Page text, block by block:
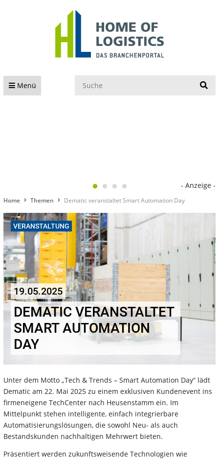
Menü
- Anzeige -
Home Themen Dematic veranstaltet Smart Automation Day
VERANSTALTUNG
19.05.2025
DEMATIC VERANSTALTET
SMART AUTOMATION
DAY
Unter dem Motto „Tech & Trends – Smart Automation Day“ lädt
Dematic am 22. Mai 2025 zu einem exklusiven Kundenevent ins
firmeneigene TechCenter nach Heusenstamm ein. Im
Mittelpunkt stehen intelligente, einfach integrierbare
Automatisierungslösungen, die sowohl Neu- als auch
Bestandskunden nachhaltigen Mehrwert bieten.
Präsentiert werden zukunftsweisende Technologien wie